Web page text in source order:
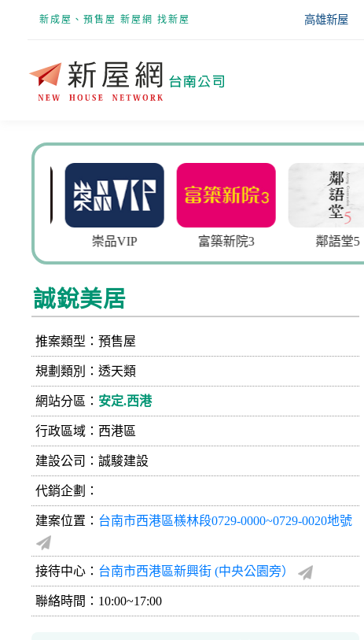
新成屋、預售屋 新屋網 找新屋 高雄新屋
崇品VIP 富築新院3 鄰語堂5
誠銳美居
推案類型：預售屋
規劃類別：透天類
網站分區： 安定.西港
行政區域：西港區
建設公司： 誠駿建設
代銷企劃：
建案位置： 台南市西港區檨林段0729-0000~0729-0020地號
接待中心： 台南市西港區新興街 (中央公園旁）
聯絡時間：10:00~17:00